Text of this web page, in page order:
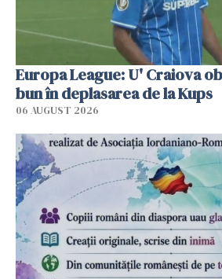
Europa League: U' Craiova
bun în deplasarea de la Kups
06 AUGUST 2026